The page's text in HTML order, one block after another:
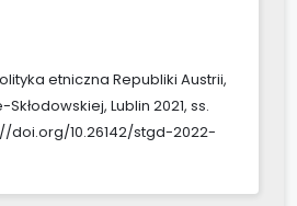
etniczna Republiki Austrii,
Lublin 2021, ss.
doi.org/10.26142/stgd-2022-